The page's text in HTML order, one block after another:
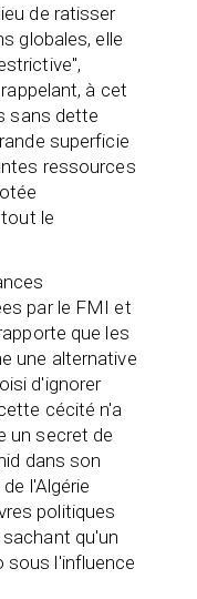
de ratisser
globales, elle
à cet
sans dette
superficie
ressources
le
par le FMI et
que les
une alternative
d'ignorer
cécité n'a
un secret de
dans son
l'Algérie
politiques
qu'un
sous l'influence